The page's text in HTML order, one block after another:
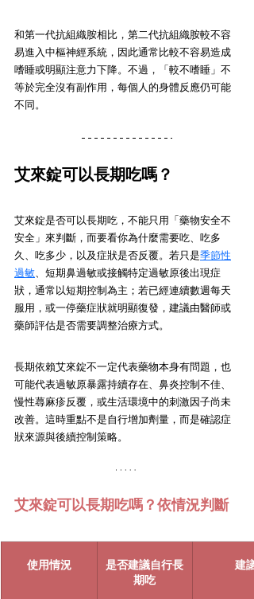
和第一代抗組織胺相比，第二代抗組織胺較不容
易進入中樞神經系統，因此通常比較不容易造成
嗜睡或明顯注意力下降。不過，「較不嗜睡」不
等於完全沒有副作用，每個人的身體反應仍可能
不同。
艾來錠可以長期吃嗎？
艾來錠是否可以長期吃，不能只用「藥物安全不
安全」來判斷，而要看你為什麼需要吃、吃多
久、吃多少，以及症狀是否反覆。若只是季節性
過敏 、短期鼻過敏或接觸特定過敏原後出現症
狀，通常以短期控制為主；若已經連續數週每天
服用，或一停藥症狀就明顯復發，建議由醫師或
藥師評估是否需要調整治療方式。
長期依賴艾來錠不一定代表藥物本身有問題，也
可能代表過敏原暴露持續存在、鼻炎控制不佳、
慢性蕁麻疹反覆，或生活環境中的刺激因子尚未
改善。這時重點不是自行增加劑量，而是確認症
狀來源與後續控制策略。
艾來錠可以長期吃嗎？依情況判斷
使用情況
是否建議自行長
期吃
建